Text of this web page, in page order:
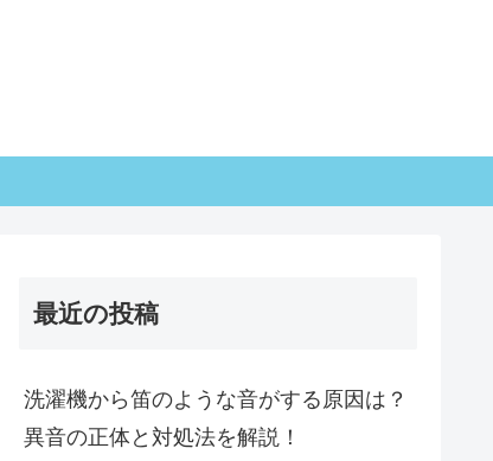
最近の投稿
洗濯機から笛のような音がする原因は？
異音の正体と対処法を解説！